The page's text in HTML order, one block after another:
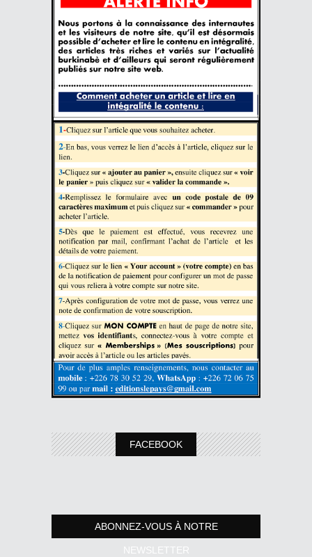
FACEBOOK
ABONNEZ-VOUS À NOTRE
NEWSLETTER